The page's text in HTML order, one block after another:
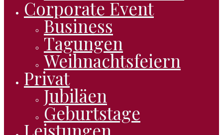
Corporate Event
Business
Tagungen
Weihnachtsfeiern
Privat
Jubiläen
Geburtstage